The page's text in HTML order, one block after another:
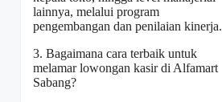
lainnya, melalui program
pengembangan dan penilaian kinerja.
3. Bagaimana cara terbaik untuk
melamar lowongan kasir di Alfamart
Sabang?